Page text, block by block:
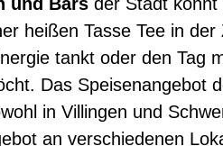
heißen Tasse Tee in der
tankt oder den Tag
Das Speisenangebot
in Villingen und
an verschiedenen